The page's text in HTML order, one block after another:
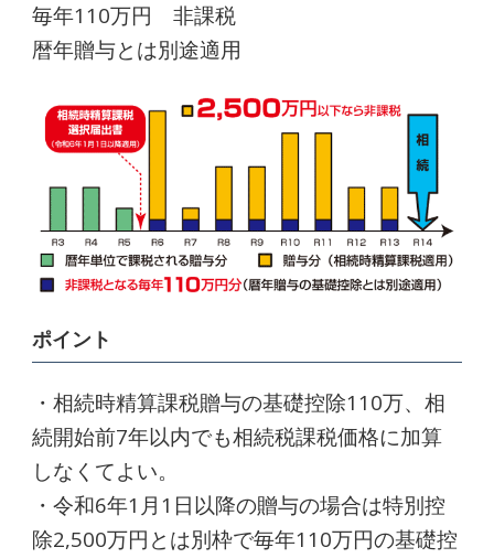
毎年110万円 非課税
暦年贈与とは別途適用
ポイント
・相続時精算課税贈与の基礎控除110万、相
続開始前7年以内でも相続税課税価格に加算
しなくてよい。
・令和6年1月1日以降の贈与の場合は特別控
除2,500万円とは別枠で毎年110万円の基礎控